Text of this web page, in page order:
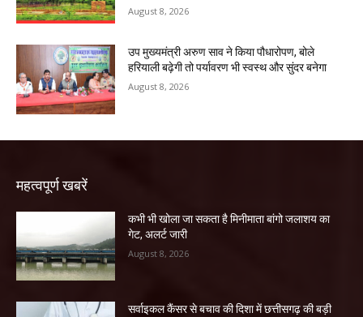
August 8, 2026
उप मुख्यमंत्री अरुण साव ने किया पौधारोपण, बोले
हरियाली बढ़ेगी तो पर्यावरण भी स्वस्थ और सुंदर बनेगा
August 8, 2026
महत्वपूर्ण खबरें
कभी भी खोला जा सकता है मिनीमाता बांगो जलाशय का
गेट, अलर्ट जारी
August 8, 2026
सर्वाइकल कैंसर से बचाव की दिशा में छत्तीसगढ़ की बड़ी